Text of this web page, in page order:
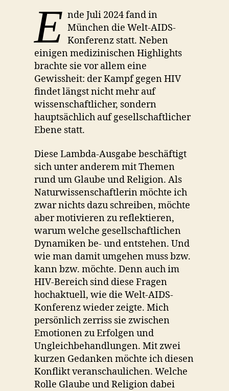
E nde Juli 2024 fand in
München die Welt-AIDS-
Konferenz statt. Neben
einigen medizinischen Highlights
brachte sie vor allem eine
Gewissheit: der Kampf gegen HIV
findet längst nicht mehr auf
wissenschaftlicher, sondern
hauptsächlich auf gesellschaftlicher
Ebene statt.
Diese Lambda-Ausgabe beschäftigt
sich unter anderem mit Themen
rund um Glaube und Religion. Als
Naturwissenschaftlerin möchte ich
zwar nichts dazu schreiben, möchte
aber motivieren zu reflektieren,
warum welche gesellschaftlichen
Dynamiken be- und entstehen. Und
wie man damit umgehen muss bzw.
kann bzw. möchte. Denn auch im
HIV-Bereich sind diese Fragen
hochaktuell, wie die Welt-AIDS-
Konferenz wieder zeigte. Mich
persönlich zerriss sie zwischen
Emotionen zu Erfolgen und
Ungleichbehandlungen. Mit zwei
kurzen Gedanken möchte ich diesen
Konflikt veranschaulichen. Welche
Rolle Glaube und Religion dabei